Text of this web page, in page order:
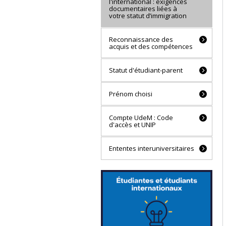
documentaires liées à
votre statut d’immigration
Reconnaissance des
acquis et des compétences
Statut d'étudiant-parent
Prénom choisi
Compte UdeM : Code
d'accès et UNIP
Ententes interuniversitaires